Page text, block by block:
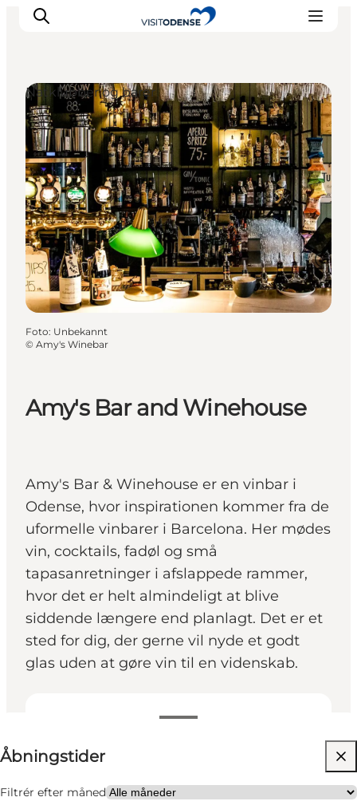
Oplev Odense
Det sker i Odense
Planlæg din tur
Inspiration
Amy's Bar and Winehouse
Amy's Bar & Winehouse er en vinbar i
Odense, hvor inspirationen kommer fra de
uformelle vinbarer i Barcelona. Her mødes
vin, cocktails, fadøl og små
tapasanretninger i afslappede rammer,
hvor det er helt almindeligt at blive
siddende længere end planlagt. Det er et
sted for dig, der gerne vil nyde et godt
glas uden at gøre vin til en videnskab.
Åbningstider
Filtrér efter måned
Besøg hjemmeside
Min partner, Venner
Natklubber og barer
Foto: Unbekannt
© Amy's Winebar